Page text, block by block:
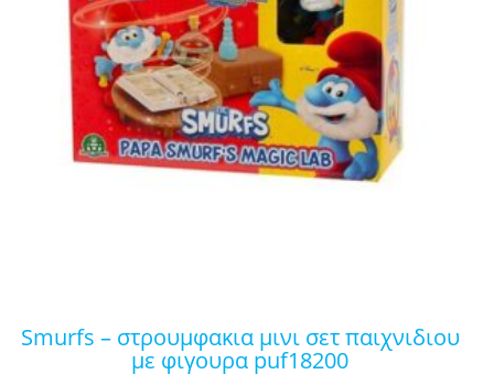
smurfs – στρουμφακια μινι σετ παιχνιδιου
με φιγουρα puf18200